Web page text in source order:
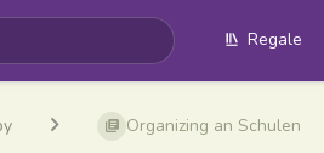
Regale
Organizing an Schulen